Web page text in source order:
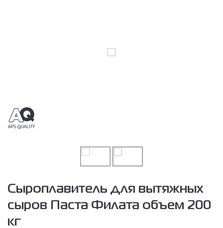
Сыроплавитель для вытяжных
сыров Паста Филата объем 200
кг